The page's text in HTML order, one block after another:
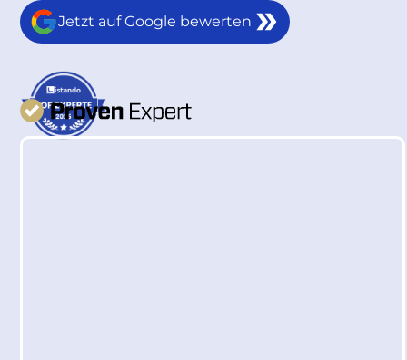
Jetzt auf Google bewerten